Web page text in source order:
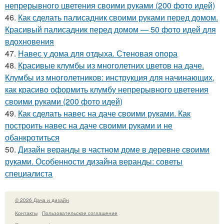
непрерывного цветения своими руками (200 фото идей)
46. Как сделать палисадник своими руками перед домом.
Красивый палисадник перед домом — 50 фото идей для
вдохновения
47. Навес у дома для отдыха. Стеновая опора
48. Красивые клумбы из многолетних цветов на даче.
Клумбы из многолетников: инструкция для начинающих,
как красиво оформить клумбу непрерывного цветения
своими руками (200 фото идей)
49. Как сделать навес на даче своими руками. Как
построить навес на даче своими руками и не
обанкротиться
50. Дизайн веранды в частном доме в деревне своими
руками. Особенности дизайна веранды: советы
специалиста
© 2026 Дача и дизайн
Контакты
Пользовательское соглашение